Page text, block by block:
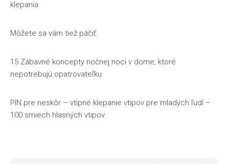
klepania
Môžete sa vám tiež páčiť:
15 Zábavné koncepty nočnej noci v dome, ktoré
nepotrebujú opatrovateľku
PIN pre neskôr – vtipné klepanie vtipov pre mladých ľudí –
100 smiech hlasných vtipov